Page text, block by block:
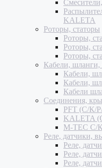
KALETA
Роторы, статоры
Роторы,
Роторы,
Роторы,
Кабели, шланги,
Кабели,
Кабели,
Кабели
Соединения,
PFT (С/К/
KALETA
M-TEC С/
Реле, датчики,
Реле,
Реле,
Реле,